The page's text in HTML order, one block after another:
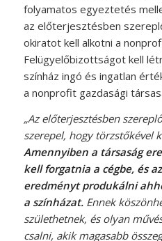
folyamatos egyeztetés
az előterjesztésben
okiratot kell alkotni a
Felügyelőbizottságot kell
színház ingó és ingatlan
a nonprofit gazdasági
„Az előterjesztésben
szerepel, hogy törzstőkével
Amennyiben a társaság
kell forgatnia a cégbe, és
eredményt produkálni
a színházat.Ennek
születhetnek, és olyan
csalni, akik magasabb